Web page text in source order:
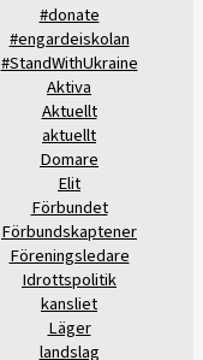
#donate
#engardeiskolan
#StandWithUkraine
Aktiva
Aktuellt
aktuellt
Domare
Elit
Förbundet
Förbundskaptener
Föreningsledare
Idrottspolitik
kansliet
Läger
landslag